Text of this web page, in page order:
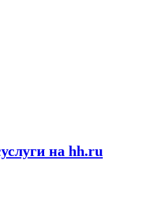
на hh.ru